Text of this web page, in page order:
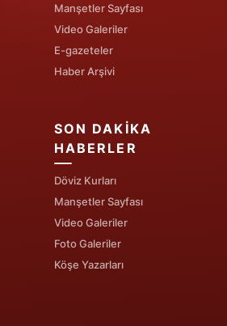
Bayburt
Karaman
Kırıkkale
Şırnak
Bartın
Ardahan
Iğdır
Manşetler Sayfası
Video Galeriler
E-gazeteler
Haber Arşivi
SON DAKIKA
HABERLER
Döviz Kurları
Manşetler Sayfası
Video Galeriler
Foto Galeriler
Köşe Yazarları